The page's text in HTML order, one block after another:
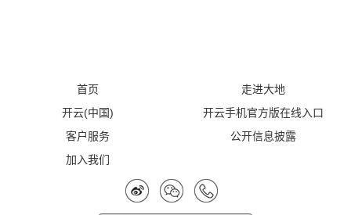
首页
走进大地
开云(中国)
开云手机官方版在线入口
客户服务
公开信息披露
加入我们